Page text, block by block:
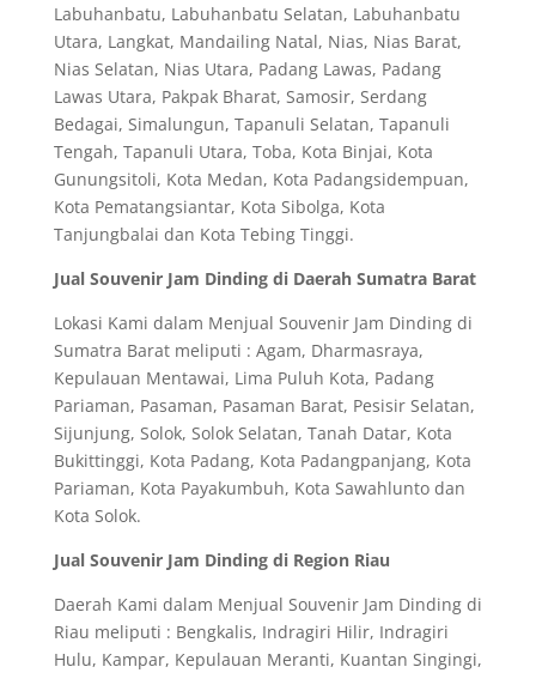
Labuhanbatu, Labuhanbatu Selatan, Labuhanbatu
Utara, Langkat, Mandailing Natal, Nias, Nias Barat,
Nias Selatan, Nias Utara, Padang Lawas, Padang
Lawas Utara, Pakpak Bharat, Samosir, Serdang
Bedagai, Simalungun, Tapanuli Selatan, Tapanuli
Tengah, Tapanuli Utara, Toba, Kota Binjai, Kota
Gunungsitoli, Kota Medan, Kota Padangsidempuan,
Kota Pematangsiantar, Kota Sibolga, Kota
Tanjungbalai dan Kota Tebing Tinggi.
Jual Souvenir Jam Dinding di Daerah Sumatra Barat
Lokasi Kami dalam Menjual Souvenir Jam Dinding di
Sumatra Barat meliputi : Agam, Dharmasraya,
Kepulauan Mentawai, Lima Puluh Kota, Padang
Pariaman, Pasaman, Pasaman Barat, Pesisir Selatan,
Sijunjung, Solok, Solok Selatan, Tanah Datar, Kota
Bukittinggi, Kota Padang, Kota Padangpanjang, Kota
Pariaman, Kota Payakumbuh, Kota Sawahlunto dan
Kota Solok.
Jual Souvenir Jam Dinding di Region Riau
Daerah Kami dalam Menjual Souvenir Jam Dinding di
Riau meliputi : Bengkalis, Indragiri Hilir, Indragiri
Hulu, Kampar, Kepulauan Meranti, Kuantan Singingi,